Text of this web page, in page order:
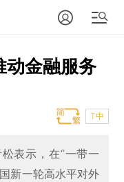
动金融服务
T中
表示，在“一带一
新一轮高水平对外